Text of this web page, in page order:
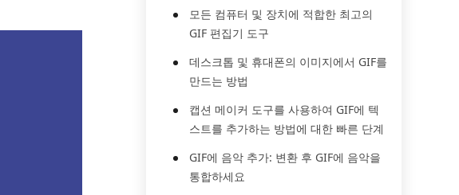
모든 컴퓨터 및 장치에 적합한 최고의
GIF 편집기 도구
데스크톱 및 휴대폰의 이미지에서 GIF를
만드는 방법
캡션 메이커 도구를 사용하여 GIF에 텍
스트를 추가하는 방법에 대한 빠른 단계
GIF에 음악 추가: 변환 후 GIF에 음악을
통합하세요